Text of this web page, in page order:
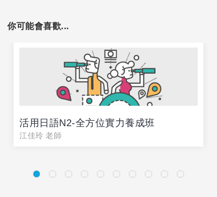
你可能會喜歡...
活用日語N2-全方位實力養成班
江佳玲 老師